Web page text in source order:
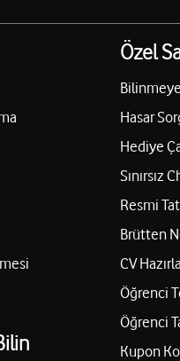
Özel
Hasar
Hediye
Sınırsız
Resmi
Brütten
CV
Öğrenci
Öğrenci
Kupon